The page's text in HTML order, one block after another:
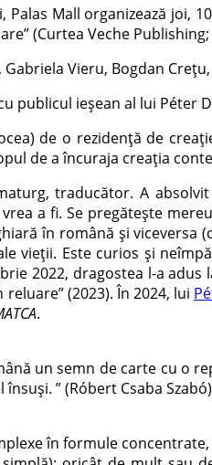
Mall organizează
(Curtea Veche
Vieru, Bogdan
publicul ieșean al lui
de o rezidență de
de a încuraja creația
traducător. A absolvit
a fi. Se pregătește
în română și
vieții. Este curios și
2022, dragostea l-a
(2023). În 2024, lui
.
un semn de carte cu o
” (Róbert Csaba Szabó)
în formule